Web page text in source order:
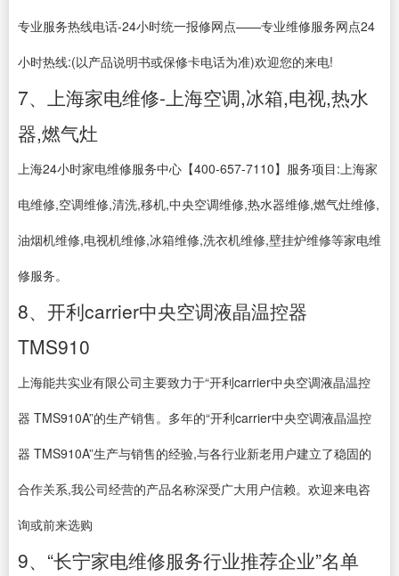
专业服务热线电话-24小时统一报修网点——专业维修服务网点24
小时热线:(以产品说明书或保修卡电话为准)欢迎您的来电!
7、上海家电维修-上海空调,冰箱,电视,热水
器,燃气灶
上海24小时家电维修服务中心【400-657-7110】服务项目:上海家
电维修,空调维修,清洗,移机,中央空调维修,热水器维修,燃气灶维修,
油烟机维修,电视机维修,冰箱维修,洗衣机维修,壁挂炉维修等家电维
修服务。
8、开利carrier中央空调液晶温控器
TMS910
上海能共实业有限公司主要致力于“开利carrier中央空调液晶温控
器 TMS910A”的生产销售。多年的“开利carrier中央空调液晶温控
器 TMS910A”生产与销售的经验,与各行业新老用户建立了稳固的
合作关系,我公司经营的产品名称深受广大用户信赖。欢迎来电咨
询或前来选购
9、“长宁家电维修服务行业推荐企业”名单